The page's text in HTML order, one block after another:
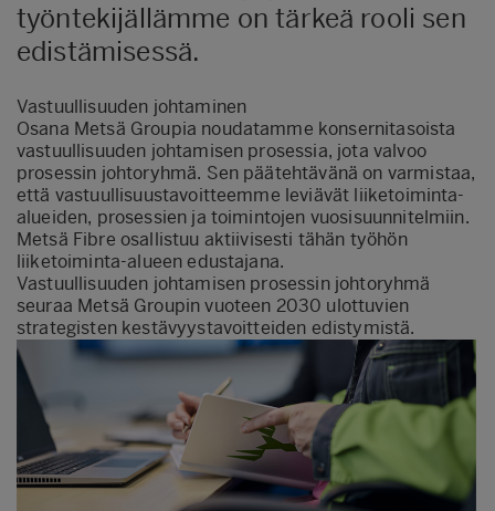
työntekijällämme on tärkeä rooli sen
edistämisessä.
Vastuullisuuden johtaminen
Osana Metsä Groupia noudatamme konsernitasoista
vastuullisuuden johtamisen prosessia, jota valvoo
prosessin johtoryhmä. Sen päätehtävänä on varmistaa,
että vastuullisuustavoitteemme leviävät liiketoiminta-
alueiden, prosessien ja toimintojen vuosisuunnitelmiin.
Metsä Fibre osallistuu aktiivisesti tähän työhön
liiketoiminta-alueen edustajana.
Vastuullisuuden johtamisen prosessin johtoryhmä
seuraa Metsä Groupin vuoteen 2030 ulottuvien
strategisten kestävyystavoitteiden edistymistä.